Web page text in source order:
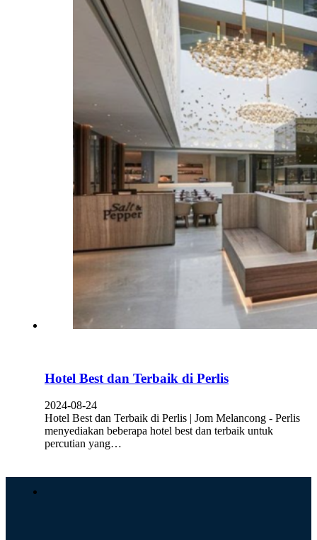
Hotel Best dan Terbaik di Perlis
2024-08-24
Hotel Best dan Terbaik di Perlis | Jom Melancong - Perlis
menyediakan beberapa hotel best dan terbaik untuk
percutian yang…